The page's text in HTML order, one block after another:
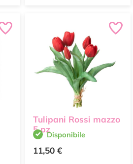
Tulipani Rossi mazzo
5 pz
Disponibile
11,50 €